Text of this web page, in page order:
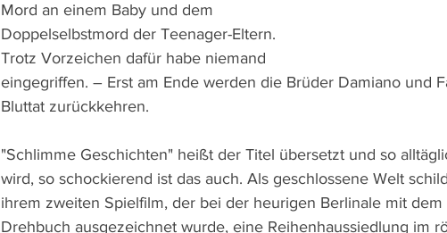
Mord an einem Baby und dem
Doppelselbstmord der Teenager-Eltern.
Trotz Vorzeichen dafür habe niemand
eingegriffen. – Erst am Ende werden die Brüder Damiano und
Bluttat zurückkehren.
"Schlimme Geschichten" heißt der Titel übersetzt und so
wird, so schockierend ist das auch. Als geschlossene Welt
ihrem zweiten Spielfilm, der bei der heurigen Berlinale mit
Drehbuch ausgezeichnet wurde, eine Reihenhaussiedlung im